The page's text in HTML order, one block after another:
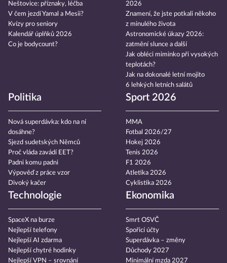
Neštovice: příznaky, léčba
V čem jezdí Yamal a Mesii?
Kvízy pro seniory
Kalendář úplňků 2026
Co je bodycount?
2026
Znamení, že jste potkali někoho
z minulého života
Astronomické úkazy 2026:
zatmění slunce a další
Jak obléci miminko při vysokých
teplotách?
Jak na dokonalé letní mojito
6 lehkých letních salátů
Politika
Nová superdávka: kdo na ní
dosáhne?
Sjezd sudetských Němců
Proč vláda zavádí EET?
Padni komu padni
Výpověď z práce vzor
Divoký kačer
Sport 2026
MMA
Fotbal 2026/27
Hokej 2026
Tenis 2026
F1 2026
Atletika 2026
Cyklistika 2026
Technologie
SpaceX na burze
Nejlepší telefony
Nejlepší AI zdarma
Nejlepší chytré hodinky
Nejlepší VPN – srovnání
Ekonomika
Smrt OSVČ
Spořicí účty
Superdávka – změny
Důchody 2027
Minimální mzda 2027